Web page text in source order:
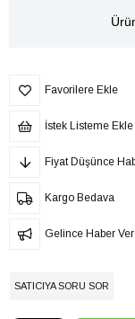
Favorilere Ekle
İstek Listeme Ekle
Fiyat Düşünce
Kargo Bedava
Gelince Haber Ver
SATICIYA SORU SOR